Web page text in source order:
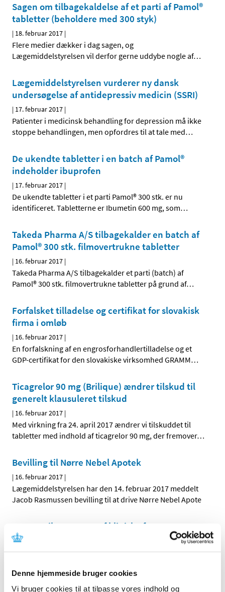
Denne hjemmeside bruger cookies
Vi bruger cookies til at tilpasse vores indhold og
Sagen om tilbagekaldelse af et parti af Pamol®
tabletter (beholdere med 300 styk)
| 18. februar 2017 |
Flere medier dækker i dag sagen, og
Lægemiddelstyrelsen vil derfor gerne uddybe nogle af…
Lægemiddelstyrelsen vurderer ny dansk
undersøgelse af antidepressiv medicin (SSRI)
| 17. februar 2017 |
Patienter i medicinsk behandling for depression må ikke
stoppe behandlingen, men opfordres til at tale med…
De ukendte tabletter i en batch af Pamol®
indeholder ibuprofen
| 17. februar 2017 |
De ukendte tabletter i et parti Pamol® 300 stk. er nu
identificeret. Tabletterne er Ibumetin 600 mg, som…
Takeda Pharma A/S tilbagekalder en batch af
Pamol® 300 stk. filmovertrukne tabletter
| 16. februar 2017 |
Takeda Pharma A/S tilbagekalder et parti (batch) af
Pamol® 300 stk. filmovertrukne tabletter på grund af…
Forfalsket tilladelse og certifikat for slovakisk
firma i omløb
| 16. februar 2017 |
En forfalskning af en engrosforhandlertilladelse og et
GDP-certifikat for den slovakiske virksomhed GRAMM…
Ticagrelor 90 mg (Brilique) ændrer tilskud til
generelt klausuleret tilskud
| 16. februar 2017 |
Med virkning fra 24. april 2017 ændrer vi tilskuddet til
tabletter med indhold af ticagrelor 90 mg, der fremover…
Bevilling til Nørre Nebel Apotek
| 16. februar 2017 |
Lægemiddelstyrelsen har den 14. februar 2017 meddelt
Jacob Rasmussen bevilling til at drive Nørre Nebel Apote
Ny Q&A til sponsorer af kliniske forsøg om
kontrakter med leverandører af elektroniske
systemer
EU-landenes Good Clinical Practice (GCP) inspektører har
på baggrund af erfaringer fra inspektioner af kliniske